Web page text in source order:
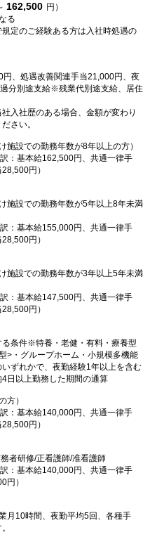
162,500 円）
る
定のご経験ある方は入社時処遇の
、処遇改善関連手当21,000円、夜
分別途支給※残業代別途支給、居住
入社歴のある場合、金額が変わり
さい。
施設での勤務年数が8年以上の方）
：基本給162,500円、共通一律手
円）
施設での勤務年数が5年以上8年未満
：基本給155,000円、共通一律手
円）
施設での勤務年数が3年以上5年未満
：基本給147,500円、共通一律手
円）
条件※特養・老健・有料・療養型
>・グループホーム・小規模多機能
ずれかで、夜勤経験1年以上を含む
4日以上勤務した期間の通算
方）
：基本給140,000円、共通一律手
円）
者研修/正看護師/准看護師
：基本給140,000円、共通一律手
円）
月10時間、夜勤平均5回、各種手